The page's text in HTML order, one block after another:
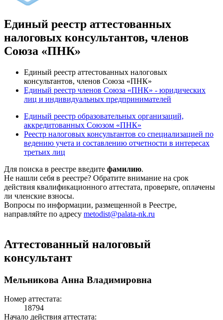
Единый реестр аттестованных
налоговых консультантов, членов
Союза «ПНК»
Единый реестр аттестованных налоговых
консультантов, членов Союза «ПНК»
Единый реестр членов Союза «ПНК» - юридических
лиц и индивидуальных предпринимателей
Единый реестр образовательных организаций,
аккредитованных Союзом «ПНК»
Реестр налоговых консультантов со специализацией по
ведению учета и составлению отчетности в интересах
третьих лиц
Для поиска в реестре введите фамилию.
Не нашли себя в реестре? Обратите внимание на срок
действия квалификационного аттестата, проверьте, оплачены
ли членские взносы.
Вопросы по информации, размещенной в Реестре,
направляйте по адресу metodist@palata-nk.ru
Аттестованный налоговый
консультант
Мельникова Анна Владимировна
Номер аттестата:
18794
Начало действия аттестата: